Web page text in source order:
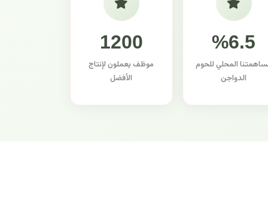
%6.5
المحلي للحوم
الدواجن
1200
موظف يعملون لإنتاج
الأفضل